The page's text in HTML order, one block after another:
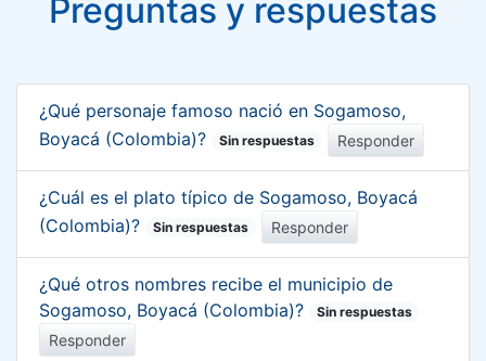
Preguntas y respuestas
¿Qué personaje famoso nació en Sogamoso,
Boyacá (Colombia)?
Sin respuestas Responder
¿Cuál es el plato típico de Sogamoso, Boyacá
(Colombia)?
Sin respuestas Responder
¿Qué otros nombres recibe el municipio de
Sogamoso, Boyacá (Colombia)?
Sin respuestas
Responder